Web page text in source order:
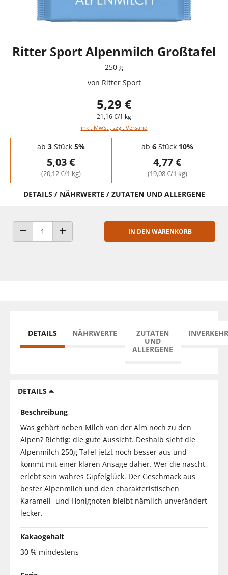
Ritter Sport Alpenmilch Großtafel
250 g
von Ritter Sport
5,29 €
21,16 €/1 kg
inkl. MwSt., zzgl. Versand
Staffelpreise - Mengenrabatt
ab 3Stück 5%
5,03 €
(20,12 €/1 kg)
ab 6Stück 10%
4,77 €
(19,08 €/1 kg)
DETAILS / NÄHRWERTE / ZUTATEN UND ALLERGENE
ANZAHL VERRINGERNANZAHL ERHÖHEN
IN DEN WARENKORB
DETAILS NÄHRWERTE
ZUTATEN
UND
ALLERGENE
DETAILS
Beschreibung
Was gehört neben Milch von der Alm noch zu den
Alpen? Richtig: die gute Aussicht. Deshalb sieht die
Alpenmilch 250g Tafel jetzt noch besser aus und
kommt mit einer klaren Ansage daher. Wer die nascht,
erlebt sein wahres Gipfelglück. Der Geschmack aus
bester Alpenmilch und den charakteristischen
Karamell- und Honignoten bleibt nämlich unverändert
lecker.
Kakaogehalt
30 % mindestens